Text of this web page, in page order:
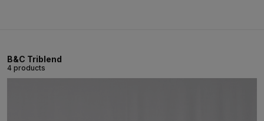
B&C Triblend
4 products